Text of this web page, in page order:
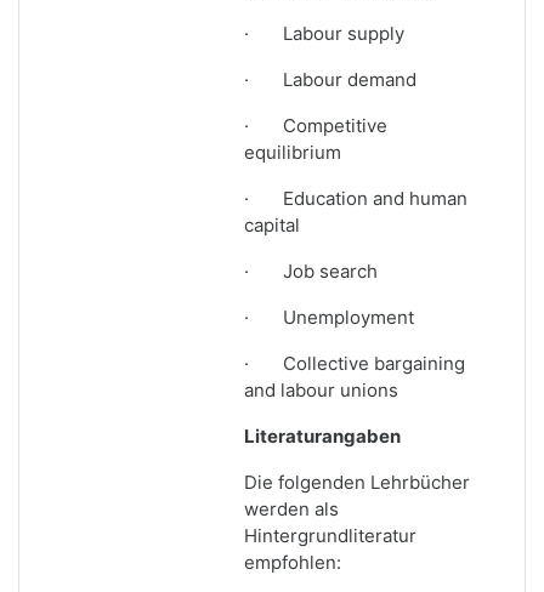
· Labour supply
· Labour demand
· Competitive
equilibrium
· Education and human
capital
· Job search
· Unemployment
· Collective bargaining
and labour unions
Literaturangaben
Die folgenden Lehrbücher
werden als
Hintergrundliteratur
empfohlen: